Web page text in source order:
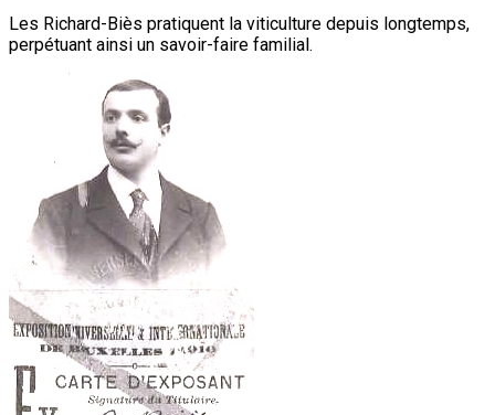
Les Richard-Biès pratiquent la viticulture depuis longtemps,
perpétuant ainsi un savoir-faire familial.